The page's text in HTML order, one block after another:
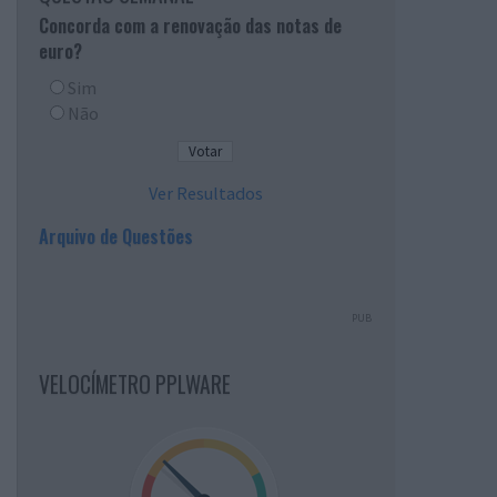
Concorda com a renovação das notas de
euro?
Sim
Não
Ver Resultados
Arquivo de Questões
PUB
VELOCÍMETRO PPLWARE